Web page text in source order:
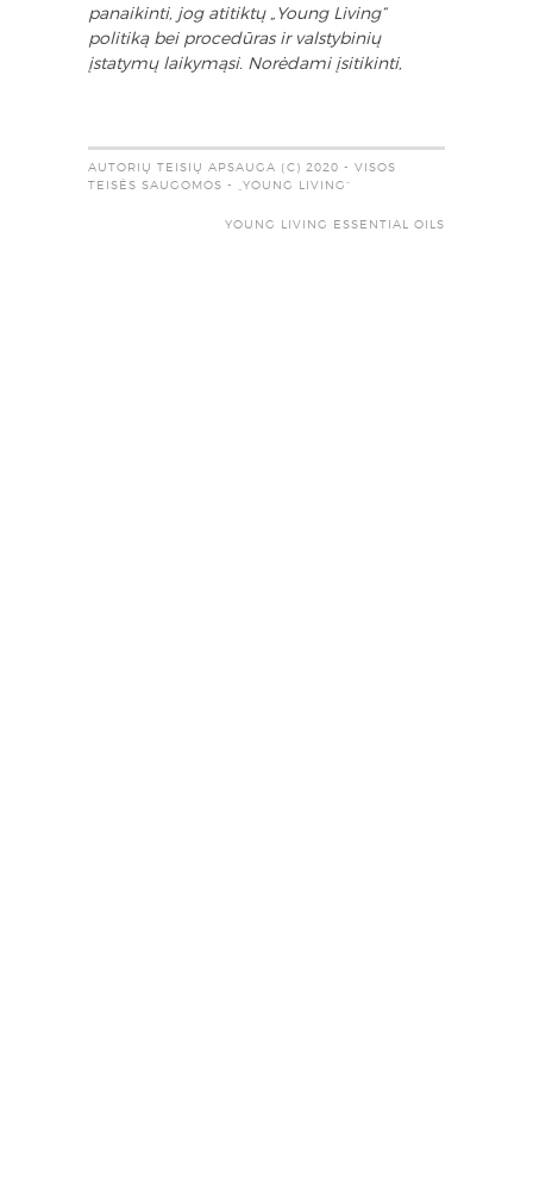
panaikinti, jog atitiktų „Young Living“
politiką bei procedūras ir valstybinių
įstatymų laikymąsi. Norėdami įsitikinti,
AUTORIŲ TEISIŲ APSAUGA (C) 2020 - VISOS
TEISĖS SAUGOMOS - „YOUNG LIVING“
YOUNG LIVING ESSENTIAL OILS